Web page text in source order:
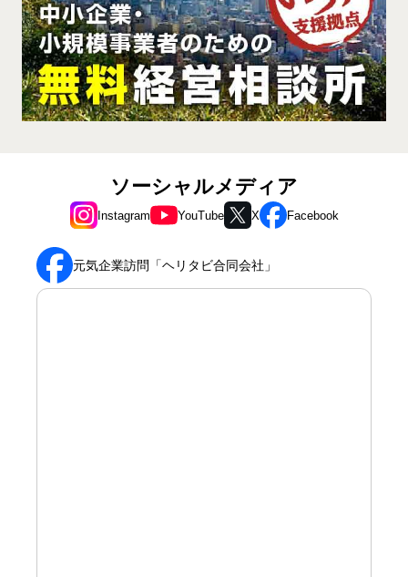
ソーシャルメディア
Instagram YouTube X Facebook
元気企業訪問「ヘリタビ合同会社」